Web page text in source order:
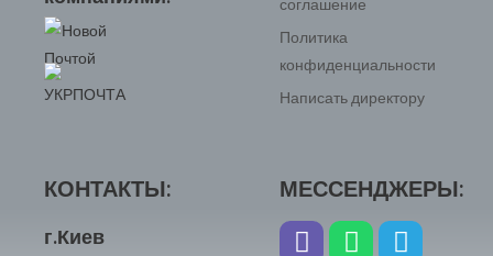
Политика
конфиденциальности
Написать директору
КОНТАКТЫ:
г.Киев
МЕССЕНДЖЕРЫ: